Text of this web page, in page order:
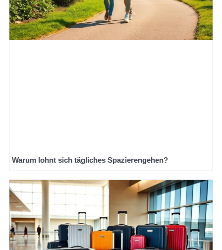
Warum lohnt sich tägliches Spazierengehen?